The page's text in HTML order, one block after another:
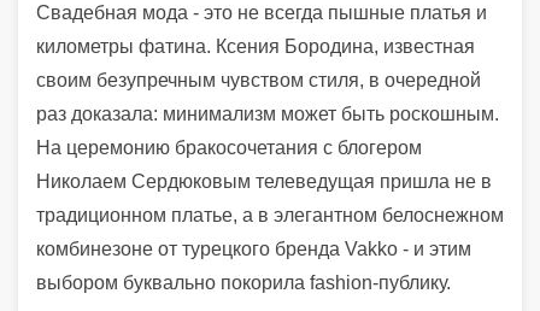
Свадебная мода - это не всегда пышные платья и
километры фатина. Ксения Бородина, известная
своим безупречным чувством стиля, в очередной
раз доказала: минимализм может быть роскошным.
На церемонию бракосочетания с блогером
Николаем Сердюковым телеведущая пришла не в
традиционном платье, а в элегантном белоснежном
комбинезоне от турецкого бренда Vakko - и этим
выбором буквально покорила fashion-публику.